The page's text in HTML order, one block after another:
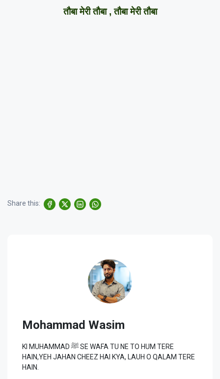
तौबा मेरी तौबा , तौबा मेरी तौबा
Share this:
Mohammad Wasim
KI MUHAMMAD ﷺ SE WAFA TU NE TO HUM TERE
HAIN,YEH JAHAN CHEEZ HAI KYA, LAUH O QALAM TERE
HAIN.